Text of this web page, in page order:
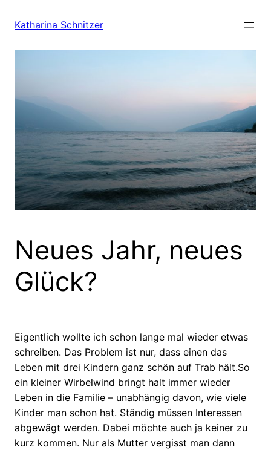
InhaltKatharina Schnitzer
Neues Jahr, neues
Glück?
Eigentlich wollte ich schon lange mal wieder etwas
schreiben. Das Problem ist nur, dass einen das
Leben mit drei Kindern ganz schön auf Trab hält.So
ein kleiner Wirbelwind bringt halt immer wieder
Leben in die Familie – unabhängig davon, wie viele
Kinder man schon hat. Ständig müssen Interessen
abgewägt werden. Dabei möchte auch ja keiner zu
kurz kommen. Nur als Mutter vergisst man dann